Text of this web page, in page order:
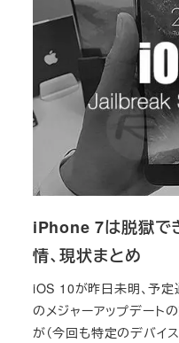
iPhone 7は脱獄で
情、現状まとめ
iOS 10が昨日未明、予定
のメジャーアップデート
が（今回も特定のデバイ